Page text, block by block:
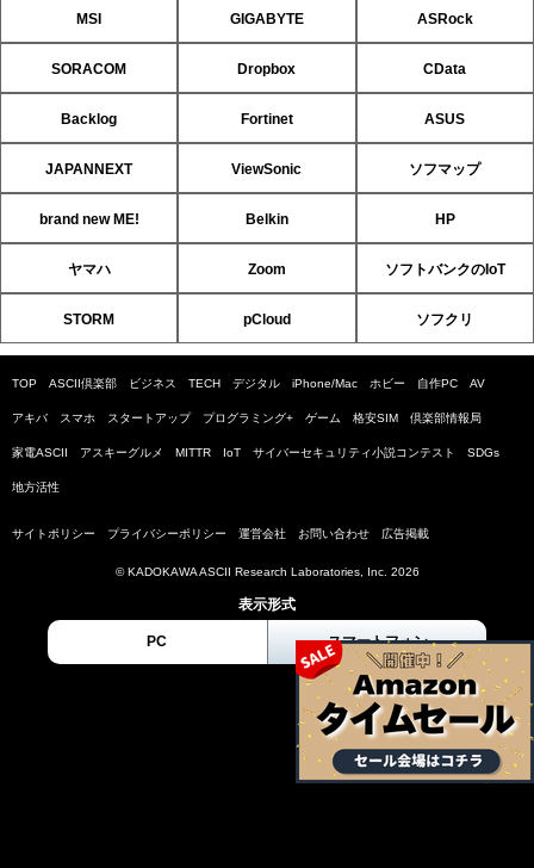
MSI GIGABYTE ASRock
SORACOM Dropbox CData
Backlog Fortinet ASUS
JAPANNEXT ViewSonic ソフマップ
brand new ME! Belkin HP
ヤマハ Zoom ソフトバンクのIoT
STORM pCloud ソフクリ
TOP ASCII倶楽部 ビジネス TECH デジタル iPhone/Mac ホビー 自作PC AV
アキバ スマホ スタートアップ プログラミング+ ゲーム 格安SIM 倶楽部情報局
家電ASCII アスキーグルメ MITTR IoT サイバーセキュリティ小説コンテスト SDGs
地方活性
サイトポリシー プライバシーポリシー 運営会社 お問い合わせ 広告掲載
© KADOKAWA ASCII Research Laboratories, Inc. 2026
表示形式
PC スマートフォン